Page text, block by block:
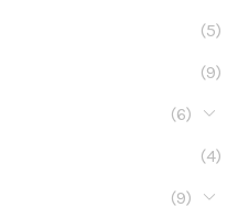
(5)
(9)
(6)
(4)
(9)